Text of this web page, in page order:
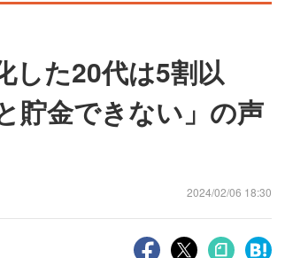
した20代は5割以
金できない」の声
2024/02/06 18:30